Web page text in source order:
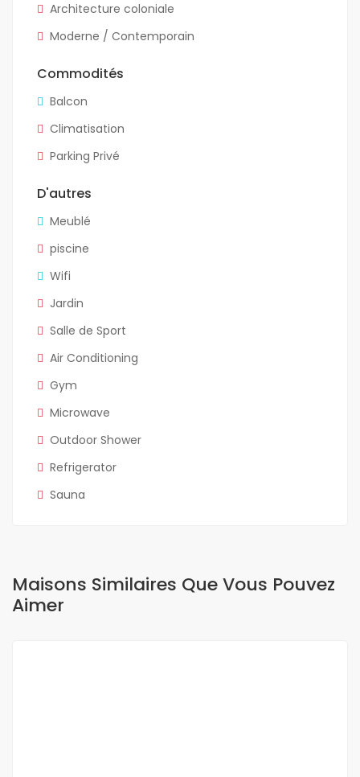
Architecture coloniale
Moderne / Contemporain
Commodités
Balcon
Climatisation
Parking Privé
D'autres
Meublé
piscine
Wifi
Jardin
Salle de Sport
Air Conditioning
Gym
Microwave
Outdoor Shower
Refrigerator
Sauna
Maisons Similaires Que Vous Pouvez
Aimer